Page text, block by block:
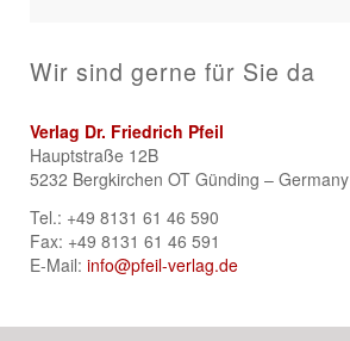
Wir sind gerne für Sie da
Verlag Dr. Friedrich Pfeil
Hauptstraße 12B
5232 Bergkirchen OT Günding – Germany
Tel.: +49 8131 61 46 590
Fax: +49 8131 61 46 591
E-Mail: info@pfeil-verlag.de